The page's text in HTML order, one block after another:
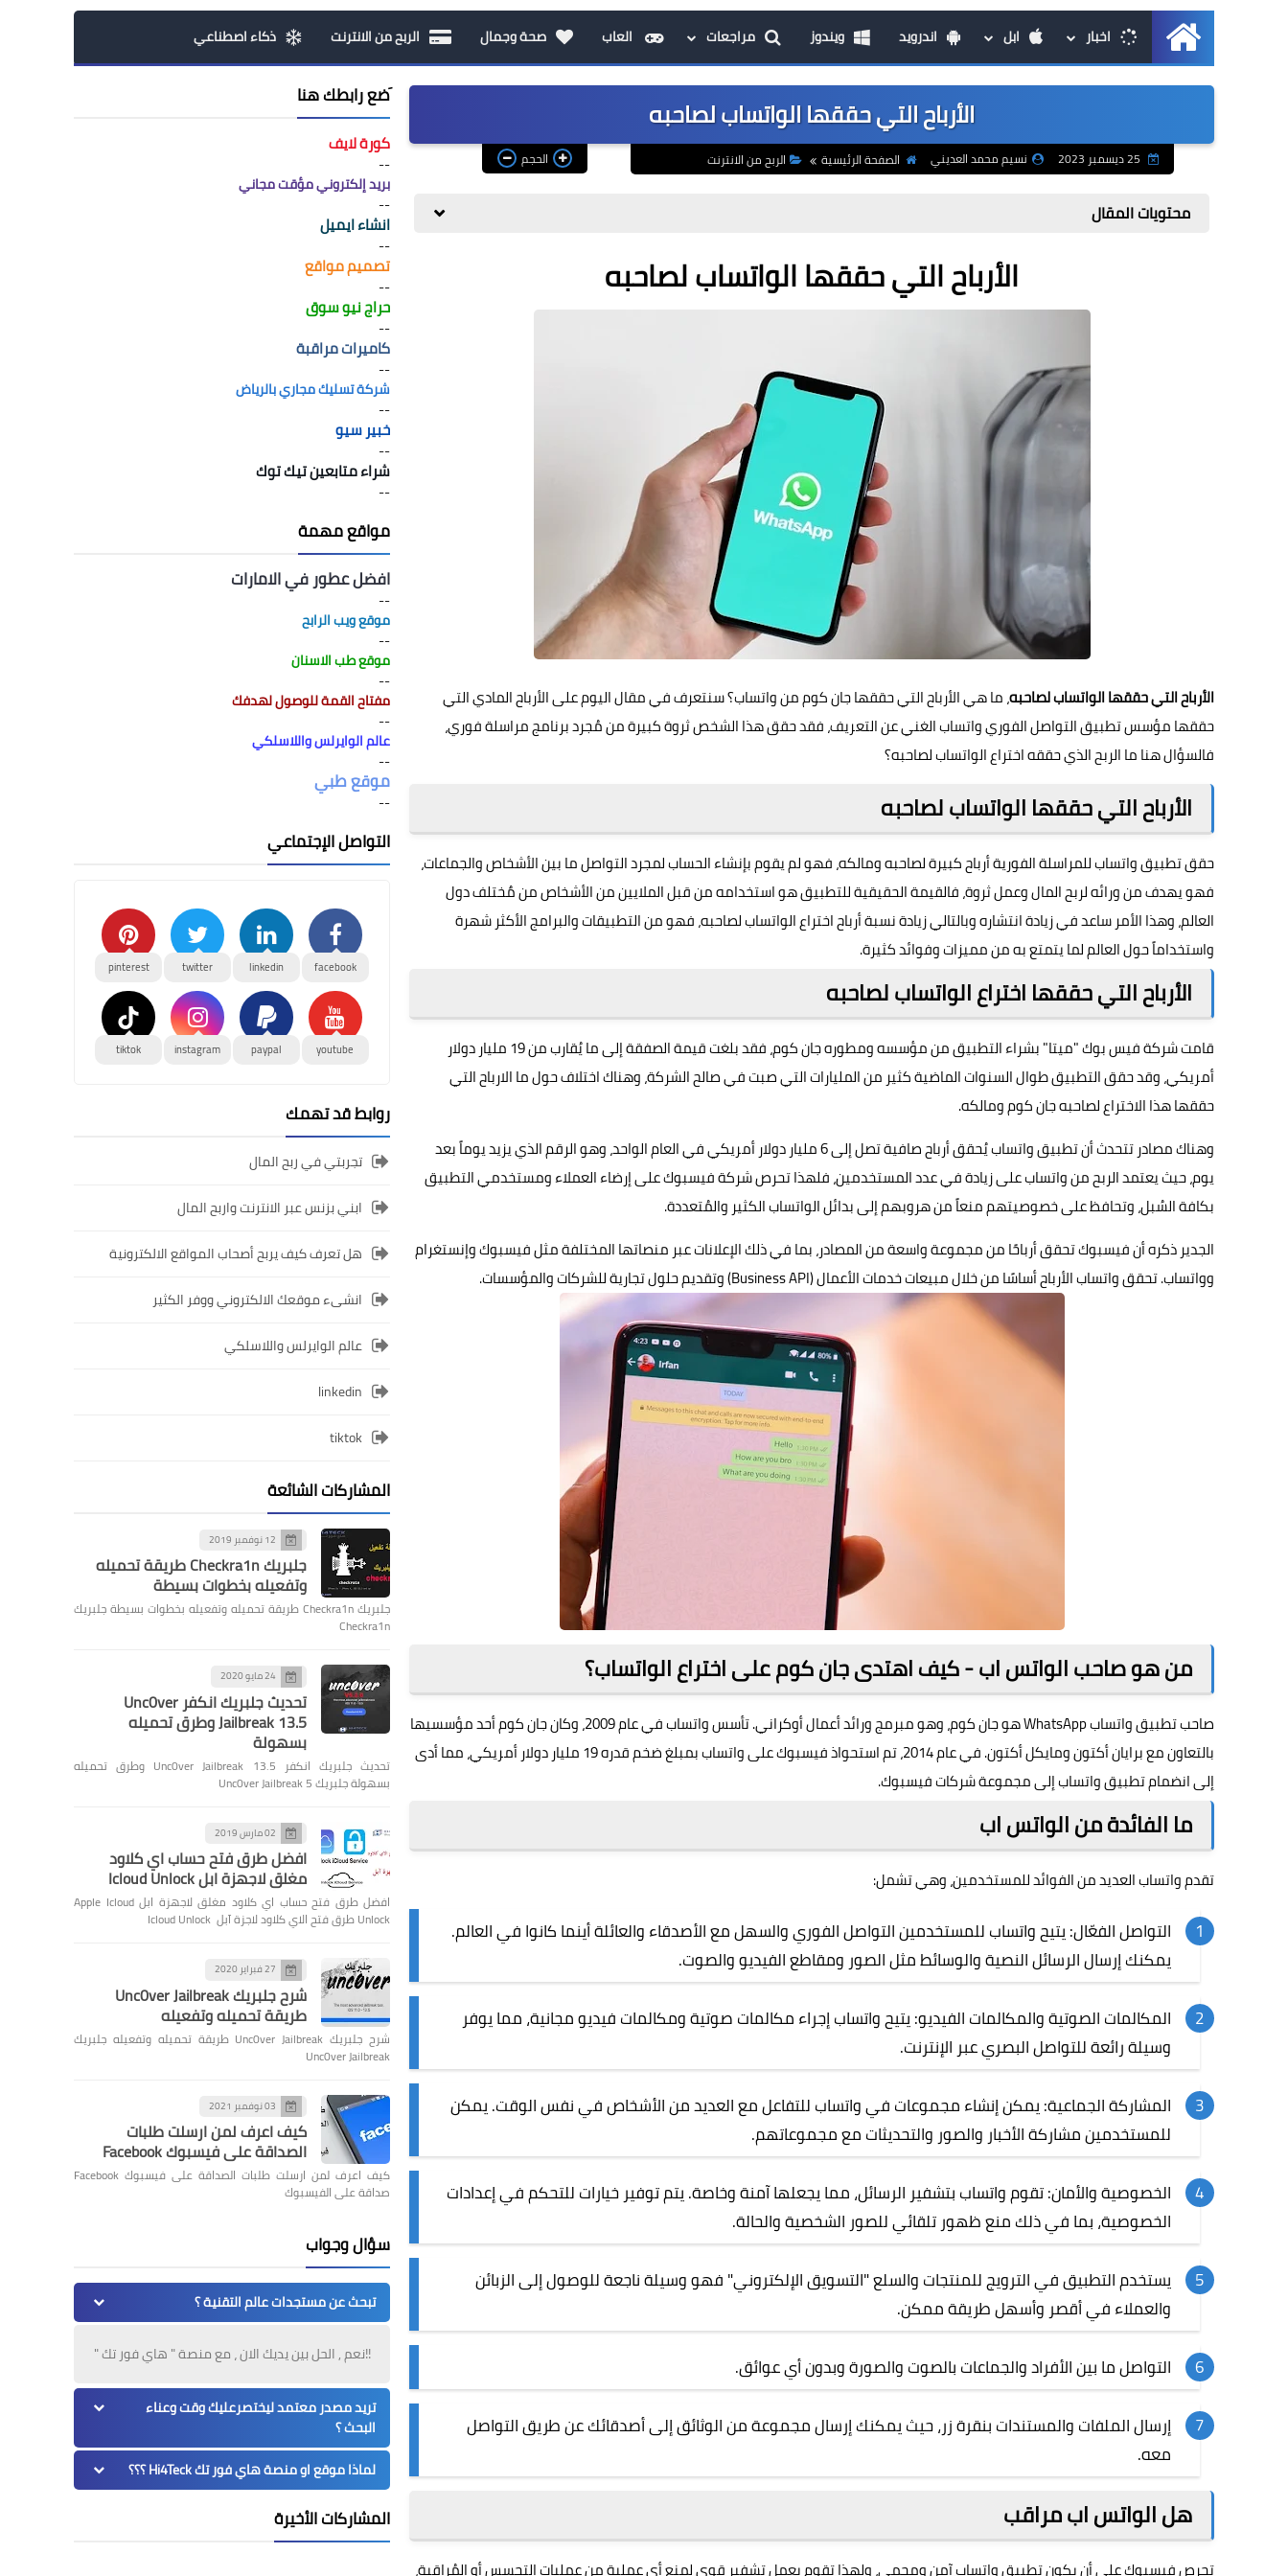
الرئيسيةاخبار ابل اندرويد ويندوز مراجعات العاب صحة وجمال الربح من الانترنت ذكاء اصطناعي
الأرباح التي حققها الواتساب لصاحبه
نسيم محمد العديني الصفحة الرئيسية الربح من الانترنت الحجم
محتويات المقال
الأرباح التي حققها الواتساب لصاحبه
الأرباح التي حققها الواتساب لصاحبه، ما هي الأرباح التي حققها جان كوم منواتساب؟ سنتعرف في مقال اليوم على الأرباح المادي التي
حققها مؤسس تطبيق التواصل الفوري واتساب الغني عن التعريف، فقد حقق هذا الشخص ثروة كبيرة من مُجرد برنامج مراسلة فوري،
فالسؤال هنا ما الربح الذي حققه اختراع الواتساب لصاحبه؟
الأرباح التي حققها الواتساب لصاحبه
حقق تطبيق واتساب للمراسلة الفورية أرباح كبيرة لصاحبه ومالكه، فهو لم يقوم بإنشاء الحساب لمجرد التواصل ما بين الأشخاص والجماعات،
فهو يهدف من ورائه لربح المال وعمل ثروة، فالقيمة الحقيقية للتطبيق هو استخدامه من قبل الملايين من الأشخاص من مٌختلف دول
العالم، وهذا الأمر ساعد في زيادة انتشاره وبالتالي زيادة نسبة أرباح اختراع الواتساب لصاحبه، فهو من التطبيقاتوالبرامجالأكثر شهرة
واستخداماً حول العالم لما يتمتع به من مميزات وفوائد كثيرة.
الأرباح التي حققها اختراع الواتساب لصاحبه
قامت شركة فيس بوك "ميتا" بشراء التطبيق من مؤسسه ومطوره جان كوم، فقد بلغت قيمة الصفقة إلى ما يُقارب من 19 مليار دولار
أمريكي، وقد حقق التطبيق طوال السنوات الماضية كثير من المليارات التي صبت في صالح الشركة، وهناك اختلاف حول ما الارباح التي
حققها هذا الاختراع لصاحبه جان كوم ومالكه.
وهناك مصادر تتحدث أن تطبيق واتساب يُحقق أرباح صافية تصل إلى 6 مليار دولار أمريكي في العام الواحد، وهو الرقم الذي يزيد يوماً بعد
يوم، حيث يعتمد الربح من واتساب على زيادة في عدد المستخدمين، فلهذا تحرص شركة فيسبوك على إرضاء العملاء ومستخدمي التطبيق
بكافة السُبل، وتحافظ على خصوصيتهم منعاً من هروبهم إلى بدائل الواتساب الكثير والمُتعددة.
الجدير ذكره أن فيسبوك تحقق أرباحًا من مجموعة واسعة من المصادر، بما في ذلك الإعلانات عبر منصاتها المختلفة مثل فيسبوك وإنستغرام
وواتساب. تحقق واتساب الأرباح أساسًا من خلال مبيعات خدمات الأعمال (Business API) وتقديم حلول تجارية للشركات والمؤسسات.
من هو صاحب الواتس اب - كيف اهتدى جان كوم على اختراع الواتساب؟
صاحب تطبيق واتسابWhatsApp
هو جان كوم، وهو مبرمج ورائد أعمال أوكراني. تأسس واتساب في عام 2009، وكان جان كوم أحد مؤسسيها
بالتعاون مع برايان أكتون ومايكل أكتون. في عام 2014، تم استحواذ فيسبوك على واتساب بمبلغ ضخم قدره 19 مليار دولار أمريكي، مما أدى
إلى انضمام تطبيق واتساب إلى مجموعة شركات فيسبوك.
ما الفائدة من الواتس اب
تقدم واتساب العديد من الفوائد للمستخدمين، وهي تشمل:
التواصل الفعّال: يتيح واتساب للمستخدمين التواصل الفوري والسهل مع الأصدقاء والعائلة أينما كانوا في العالم.
يمكنك إرسال الرسائل النصية والوسائط مثل الصور ومقاطع الفيديو والصوت.
المكالمات الصوتية والمكالمات الفيديو: يتيح واتساب إجراء مكالمات صوتية ومكالمات فيديو مجانية، مما يوفر
وسيلة رائعة للتواصل البصري عبر الإنترنت.
المشاركة الجماعية: يمكن إنشاء مجموعات في واتساب للتفاعل مع العديد من الأشخاص في نفس الوقت. يمكن
للمستخدمين مشاركة الأخبار والصور والتحديثات مع مجموعاتهم.
الخصوصية والأمان: تقوم واتساب بتشفير الرسائل، مما يجعلها آمنة وخاصة. يتم توفير خيارات للتحكم في إعدادات
الخصوصية، بما في ذلك منع ظهور تلقائي للصور الشخصية والحالة.
يستخدم التطبيق في الترويج للمنتجات والسلع "التسويق الإلكتروني" فهو وسيلة ناجعة للوصول إلى الزبائن
والعملاء في أقصر وأسهل طريقة ممكن.
التواصل ما بين الأفراد والجماعات بالصوت والصورة وبدون أي عوائق.
إرسال الملفات والمستندات بنقرة زر، حيث يمكنك إرسال مجموعة من الوثائق إلى أصدقائك عن طريق التواصل
معه.
هل الواتس اب مراقب
تحرص فيسبوك على أن يكون تطبيق واتساب آمن ومحمي، ولهذا تقوم بعمل تشفير قوي لمنع أي عملية من عمليات التجسس أو المُراقبة،
َضع رابطك هنا
كورة لايف
--
بريد إلكتروني مؤقت مجاني
--
انشاء ايميل
--
تصميم مواقع
--
حراج نيو سوق
--
كاميرات مراقبة
--
شركة تسليك مجاري بالرياض
--
خبير سيو
--
شراء متابعين تيك توك
--
مواقع مهمة
افضل عطور في الامارات
--
موقع ويب الرابح
--
موقع طب الاسنان
--
مفتاح القمة للوصول لهدفك
--
عالم الوايرلس واللاسلكي
--
موقع طبي
--
التواصل الإجتماعي
facebook
linkedin
twitter
pinterest
youtube
paypal
instagram
tiktok
روابط قد تهمك
تجربتي في ربح المال
ابني بزنس عبر الانترنت واربح المال
هل تعرف كيف يربح أصحاب المواقع الالكترونية
انشىء موقعك الالكتروني ووفر الكثير
عالم الوايرلس واللاسلكي
linkedin
tiktok
المشاركات الشائعة
12 نوفمبر 2019
جلبريك Checkra1n طريقة تحميله
وتفعيله بخطوات بسيطة
جلبريك Checkra1n طريقة تحميله وتفعيله بخطوات بسيطة جلبريك
Checkra1n
24 مايو 2020
تحديث جلبريك انكفر Unc0ver
Jailbreak 13.5 وطرق تحميله
بسهولة
تحديث جلبريك انكفر Unc0ver Jailbreak 13.5 وطرق تحميله
بسهولة جلبريك Unc0ver Jailbreak 5
02 مارس 2019
افضل طرق فتح حساب اي كلاود
مغلق لاجهزة ابل Icloud Unlock
افضل طرق فتح حساب اي كلاود مغلق لاجهزة ابل Apple Icloud
Unlock طرق فتح الاي كلاود لاجزة آبل Icloud Unlock
27 فبراير 2020
شرح جلبريك Unc0ver Jailbreak
طريقة تحميله وتفعيله
شرح جلبريك Unc0ver Jailbreak طريقة تحميله وتفعيله جلبريك
Unc0ver Jailbreak
03 نوفمبر 2021
كيف اعرف لمن ارسلت طلبات
الصداقة على فيسبوك Facebook
كيف اعرف لمن ارسلت طلبات الصداقة على فيسبوك Facebook
صداقة على الفيسبوك
سؤال وجواب
تبحث عن مستجدات عالم التقنية ؟
!!نعم , الحل بين يديك الان ، مع منصة " هاي فور تك "
تريد مصدر معتمد ليختصرعليك وقت وعناء
البحث ؟
لماذا موقع او منصة هاي فور تك Hi4Teck ؟؟؟
المشاركات الأخيرة